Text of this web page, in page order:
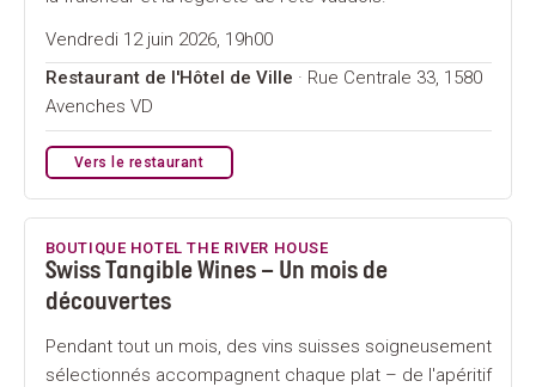
Vendredi 12 juin 2026, 19h00
Restaurant de l'Hôtel de Ville · Rue Centrale 33, 1580
Avenches VD
Vers le restaurant
BOUTIQUE HOTEL THE RIVER HOUSE
Swiss Tangible Wines – Un mois de
découvertes
Pendant tout un mois, des vins suisses soigneusement
sélectionnés accompagnent chaque plat – de l'apéritif